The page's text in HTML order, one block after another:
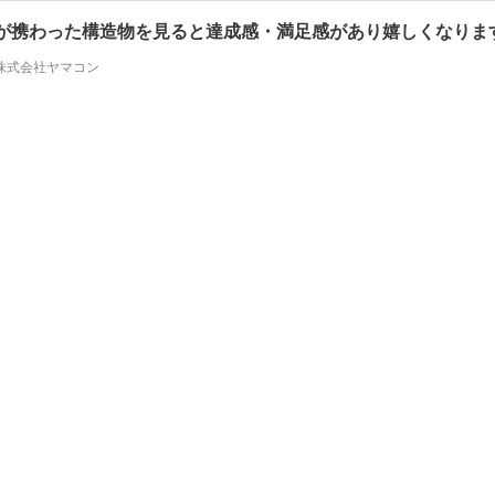
携わった構造物を見ると達成感・満足感があり嬉しくなりま
式会社ヤマコン